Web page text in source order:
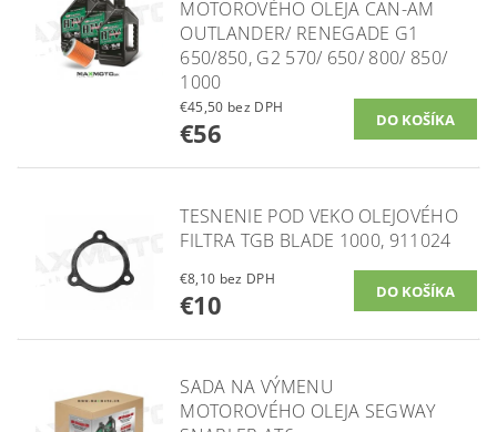
MOTOROVÉHO OLEJA CAN-AM
OUTLANDER/ RENEGADE G1
650/850, G2 570/ 650/ 800/ 850/
1000
€45,50 bez DPH
€56
TESNENIE POD VEKO OLEJOVÉHO
FILTRA TGB BLADE 1000, 911024
€8,10 bez DPH
€10
SADA NA VÝMENU
MOTOROVÉHO OLEJA SEGWAY